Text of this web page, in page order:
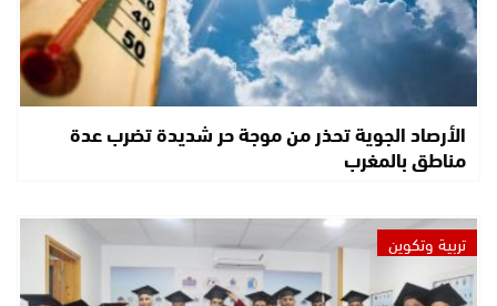
الأرصاد الجوية تحذر من موجة حر شديدة تضرب عدة
مناطق بالمغرب
تربية وتكوين